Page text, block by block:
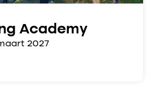
Academy
2027